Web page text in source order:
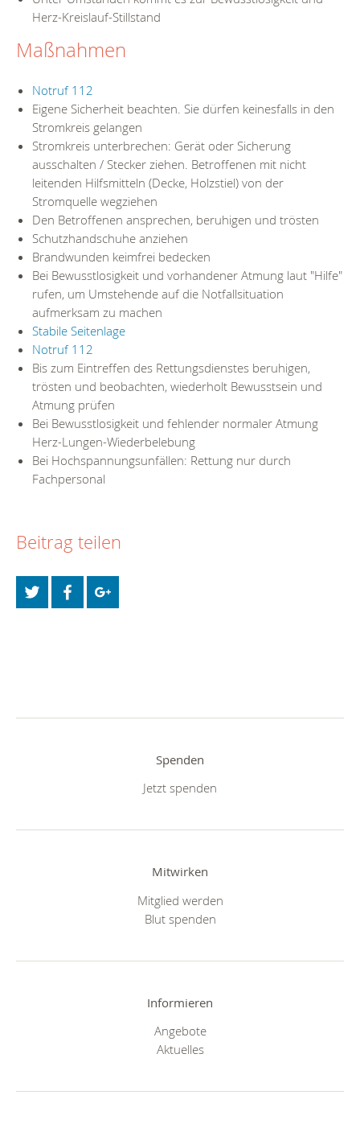
Herz-Kreislauf-Stillstand
Maßnahmen
Notruf 112
Eigene Sicherheit beachten. Sie dürfen keinesfalls in den
Stromkreis gelangen
Stromkreis unterbrechen: Gerät oder Sicherung
ausschalten / Stecker ziehen. Betroffenen mit nicht
leitenden Hilfsmitteln (Decke, Holzstiel) von der
Stromquelle wegziehen
Den Betroffenen ansprechen, beruhigen und trösten
Schutzhandschuhe anziehen
Brandwunden keimfrei bedecken
Bei Bewusstlosigkeit und vorhandener Atmung laut "Hilfe"
rufen, um Umstehende auf die Notfallsituation
aufmerksam zu machen
Stabile Seitenlage
Notruf 112
Bis zum Eintreffen des Rettungsdienstes beruhigen,
trösten und beobachten, wiederholt Bewusstsein und
Atmung prüfen
Bei Bewusstlosigkeit und fehlender normaler Atmung
Herz-Lungen-Wiederbelebung
Bei Hochspannungsunfällen: Rettung nur durch
Fachpersonal
Beitrag teilen
Spenden
Jetzt spenden
Mitwirken
Mitglied werden
Blut spenden
Informieren
Angebote
Aktuelles